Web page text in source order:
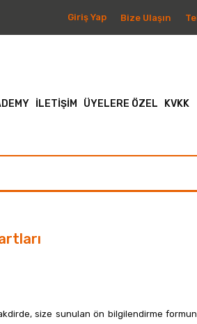
Giriş Yap Bize Ulaşın
İLETİŞİM ÜYELERE ÖZEL KVKK
size sunulan ön bilgilendirme